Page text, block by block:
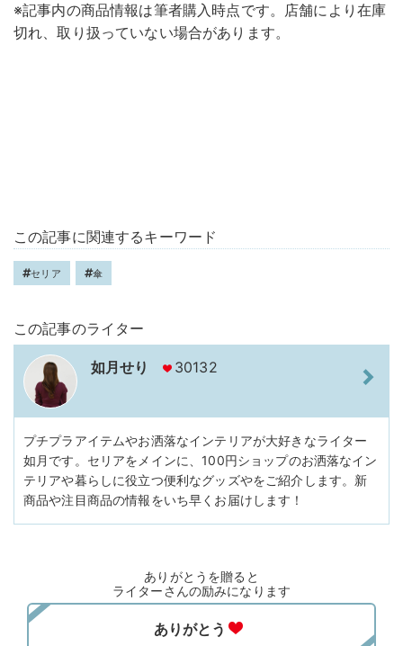
※記事内の商品情報は筆者購入時点です。店舗により在庫
切れ、取り扱っていない場合があります。
この記事に関連するキーワード
セリア 傘
この記事のライター
如月せり 30132
プチプラアイテムやお洒落なインテリアが大好きなライター
如月です。セリアをメインに、100円ショップのお洒落なイン
テリアや暮らしに役立つ便利なグッズやをご紹介します。新
商品や注目商品の情報をいち早くお届けします！
ありがとうを贈ると
ライターさんの励みになります